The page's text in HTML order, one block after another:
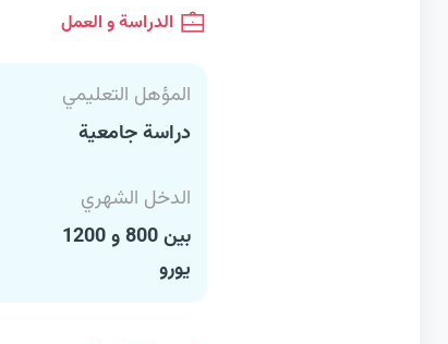
الدراسة و العمل
المؤهل التعليمي
دراسة جامعية
الدخل الشهري
بين 800 و 1200
يورو